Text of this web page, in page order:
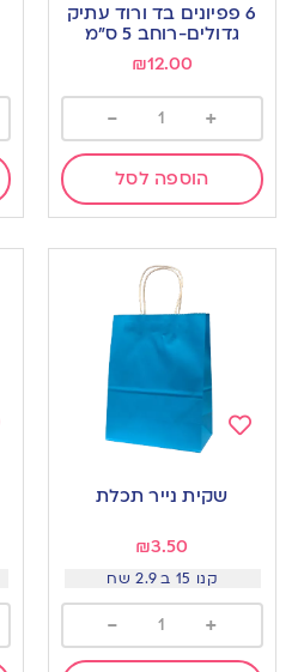
wishlist
6 פפיונים בד ורוד עתיק
גדולים-רוחב 5 ס”מ
₪12.00
+
-
הוספה לסל
wishlist
שקית נייר תכלת
₪3.50
קנו 15 ב 2.9 שח
+
-